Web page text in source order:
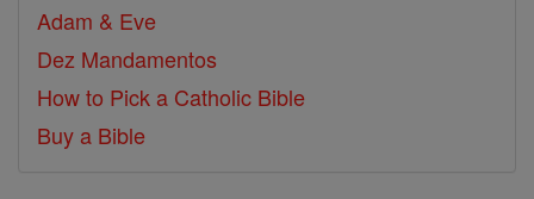
Adam & Eve
Dez Mandamentos
How to Pick a Catholic Bible
Buy a Bible